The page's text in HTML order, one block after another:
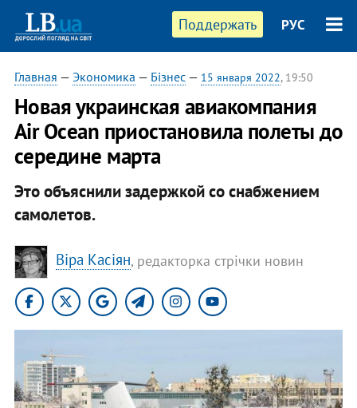
Поддержать РУС
Главная — Экономика — Бізнес— 15 января 2022, 19:50
Новая украинская авиакомпания
Air Ocean приостановила полеты до
середине марта
Это объяснили задержкой со снабжением
самолетов.
Віра Касіян, редакторка стрічки новин